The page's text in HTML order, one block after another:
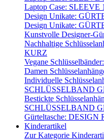
Laptop Case: SLEEVE
Design Unikate:
Design Unikate:
Kunstvolle Designer-
Nachhaltige
KURZ
Vegane
Damen
Individuelle
SCHLÜSSELBAND
Bestickte
SCHLÜSSELBAND
Gürteltasche: DESIGN
Kinderartikel
Zur Kategorie